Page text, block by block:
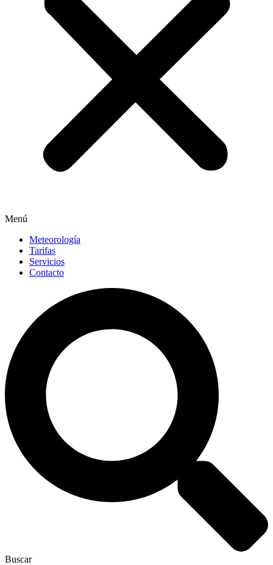
Menú
Meteorología
Tarifas
Servicios
Contacto
Buscar